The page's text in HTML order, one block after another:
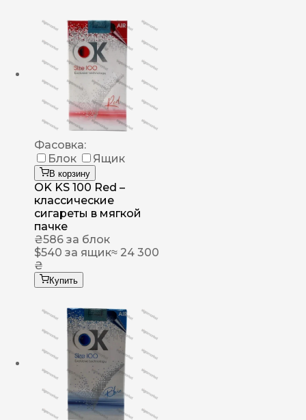
Фасовка:
Блок
Ящик
В корзину
OK KS 100 Red –
классические
сигареты в мягкой
пачке
₴586 за блок
$540 за ящик≈ 24 300
₴
Купить